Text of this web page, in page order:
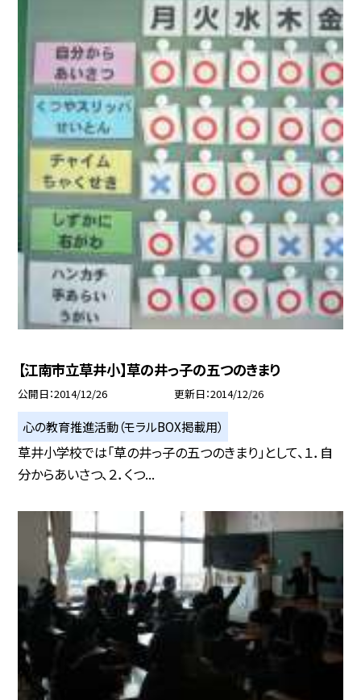
【江南市立草井小】草の井っ子の五つのきまり
公開日 2014/12/26 更新日 2014/12/26
心の教育推進活動（モラルBOX掲載用）
草井小学校では「草の井っ子の五つのきまり」として、１．自
分からあいさつ、２．くつ...